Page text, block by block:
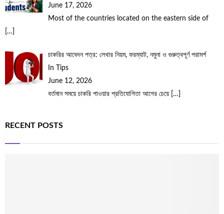
June 17, 2026
Most of the countries located on the eastern side of
[…]
চাকরির আবেদন পত্র: লেখার নিয়ম, ফরম্যাট, নমুনা ও গুরুত্বপূর্ণ পরামর্শ
In Tips
June 12, 2026
বর্তমান সময়ে চাকরি পাওয়ার প্রতিযোগিতা আগের চেয়ে […]
RECENT POSTS